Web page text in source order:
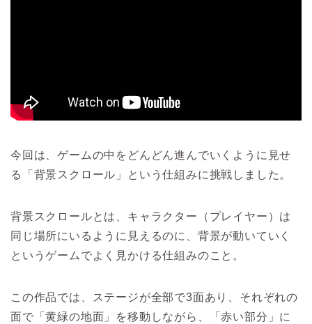
今回は、ゲームの中をどんどん進んでいくように見せ
る「背景スクロール」という仕組みに挑戦しました。
背景スクロールとは、キャラクター（プレイヤー）は
同じ場所にいるように見えるのに、背景が動いていく
というゲームでよく見かける仕組みのこと。
この作品では、ステージが全部で3面あり、それぞれの
面で「黄緑の地面」を移動しながら、「赤い部分」に